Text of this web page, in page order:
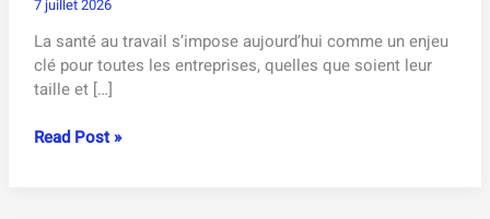
7 juillet 2026
La santé au travail s’impose aujourd’hui comme un enjeu
clé pour toutes les entreprises, quelles que soient leur
taille et […]
Santé
Read Post »